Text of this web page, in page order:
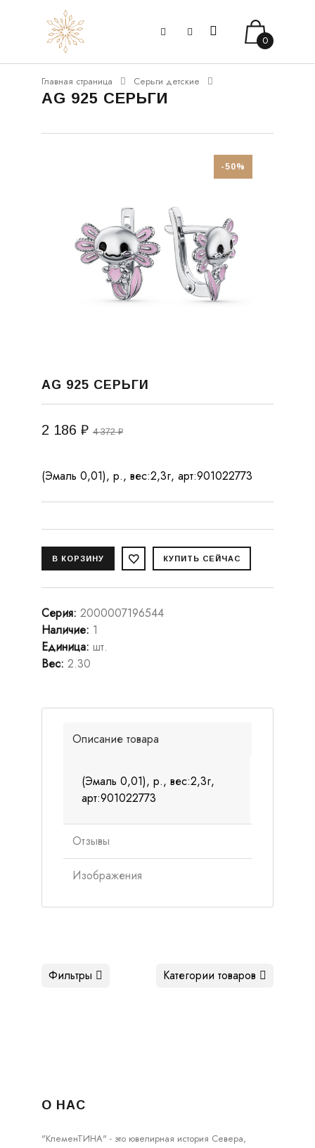
0
Главная страница Серьги детские
AG 925 СЕРЬГИ
-50%
AG 925 СЕРЬГИ
2 186 ₽ 4 372 ₽
(Эмаль 0,01), р., вес:2,3г, арт:901022773
Серия: 2000007196544
Наличие: 1
Единица: шт.
Вес: 2.30
Описание товара
(Эмаль 0,01), р., вес:2,3г,
арт:901022773
Отзывы
Изображения
Категории товаров
Фильтры
О НАС
"КлеменТИНА" - это ювелирная история Севера,